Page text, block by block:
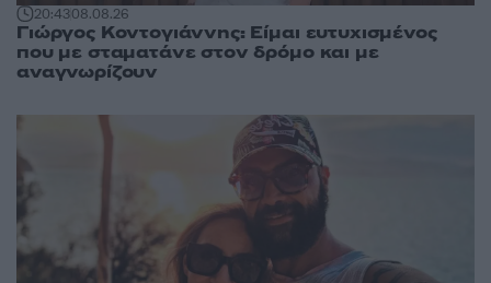
20:4308.08.26
Γιώργος Κοντογιάννης: Είμαι ευτυχισμένος
που με σταματάνε στον δρόμο και με
αναγνωρίζουν